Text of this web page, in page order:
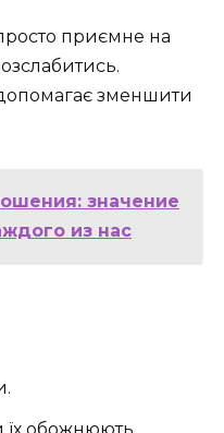
приємне на
зменшити
значение
из нас